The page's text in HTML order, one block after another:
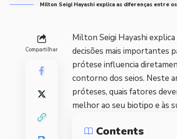
Milton Seigi Hayashi explica as diferenças entre
Compartilhar
Milton Seigi Hayashi
decisões mais importantes
prótese influencia
contorno dos seios. Neste
próteses, quais fatores
melhor ao seu biotipo e às
Contents